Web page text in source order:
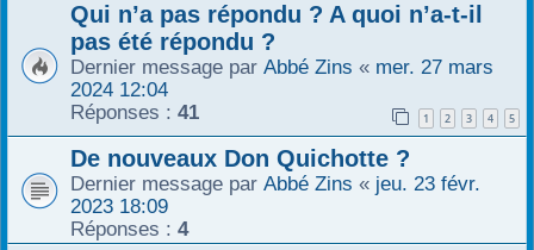
Qui n’a pas répondu ? A quoi n’a-t-il
pas été répondu ?
Dernier message par Abbé Zins « mer. 27 mars
2024 12:04
Réponses : 41 1 2 3 4 5
De nouveaux Don Quichotte ?
Dernier message par Abbé Zins « jeu. 23 févr.
2023 18:09
Réponses : 4